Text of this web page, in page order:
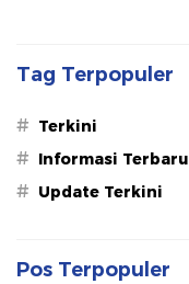
Tag Terpopuler
# Terkini
# Informasi Terbaru
# Update Terkini
Pos Terpopuler